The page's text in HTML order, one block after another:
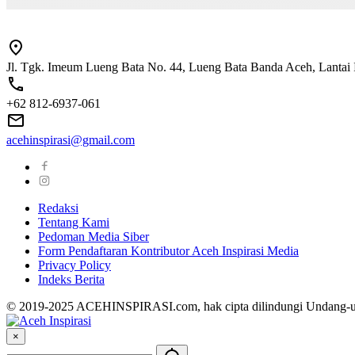
Jl. Tgk. Imeum Lueng Bata No. 44, Lueng Bata Banda Aceh, Lantai
+62 812-6937-061
acehinspirasi@gmail.com
Redaksi
Tentang Kami
Pedoman Media Siber
Form Pendaftaran Kontributor Aceh Inspirasi Media
Privacy Policy
Indeks Berita
© 2019-2025 ACEHINSPIRASI.com, hak cipta dilindungi Undang-
×